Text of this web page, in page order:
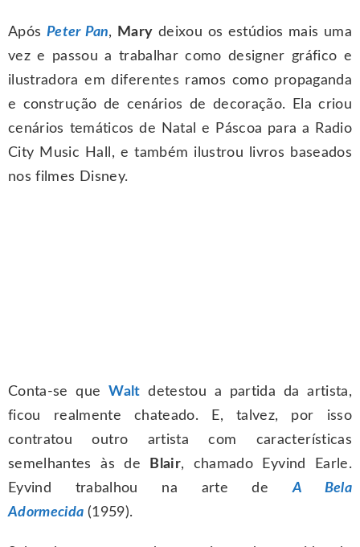
Após Peter Pan, Mary deixou os estúdios mais uma
vez e passou a trabalhar como designer gráfico e
ilustradora em diferentes ramos como propaganda
e construção de cenários de decoração. Ela criou
cenários temáticos de Natal e Páscoa para a Radio
City Music Hall, e também ilustrou livros baseados
nos filmes Disney.
Conta-se queWalt detestou a partida da artista,
ficou realmente chateado. E, talvez, por isso
contratou outro artista com características
semelhantes às de
Blair, chamado Eyvind Earle.
Eyvind trabalhou na arte deA Bela
Adormecida (1959).